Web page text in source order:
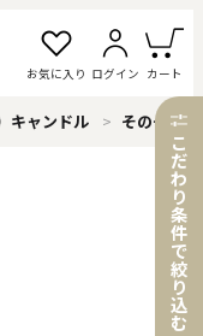
お気に入り ログイン カート
キャンドル その他キャンドル
こ
だ
わ
り
条
件
で
絞
り
込
む